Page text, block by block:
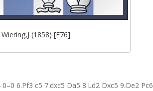
(1858) [E76]
6.Pf3 c5 7.dxc5 Da5 8.Ld2 Dxc5 9.De2 Pc6